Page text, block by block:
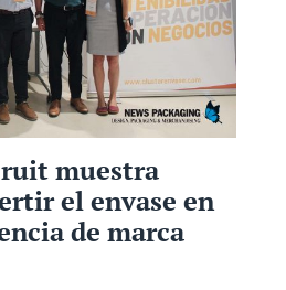
muestra
el envase en
de marca